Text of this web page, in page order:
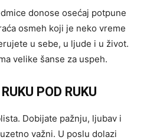
donose osećaj potpune
osmeh koji je neko vreme
u sebe, u ljude i u život.
velike šanse za uspeh.
POD RUKU
Dobijate pažnju, ljubav i
važni. U poslu dolazi